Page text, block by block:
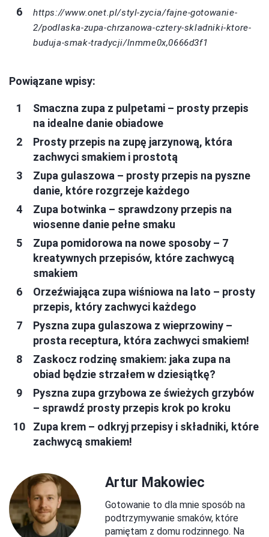
https://www.onet.pl/styl-zycia/fajne-gotowanie-
2/podlaska-zupa-chrzanowa-cztery-skladniki-ktore-
buduja-smak-tradycji/lnmme0x,0666d3f1
Powiązane wpisy:
Smaczna zupa z pulpetami – prosty przepis
na idealne danie obiadowe
Prosty przepis na zupę jarzynową, która
zachwyci smakiem i prostotą
Zupa gulaszowa – prosty przepis na pyszne
danie, które rozgrzeje każdego
Zupa botwinka – sprawdzony przepis na
wiosenne danie pełne smaku
Zupa pomidorowa na nowe sposoby – 7
kreatywnych przepisów, które zachwycą
smakiem
Orzeźwiająca zupa wiśniowa na lato – prosty
przepis, który zachwyci każdego
Pyszna zupa gulaszowa z wieprzowiny –
prosta receptura, która zachwyci smakiem!
Zaskocz rodzinę smakiem: jaka zupa na
obiad będzie strzałem w dziesiątkę?
Pyszna zupa grzybowa ze świeżych grzybów
– sprawdź prosty przepis krok po kroku
Zupa krem – odkryj przepisy i składniki, które
zachwycą smakiem!
Artur Makowiec
Gotowanie to dla mnie sposób na
podtrzymywanie smaków, które
pamiętam z domu rodzinnego. Na